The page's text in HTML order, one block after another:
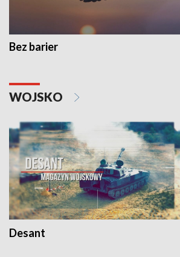
Bez barier
WOJSKO
Desant